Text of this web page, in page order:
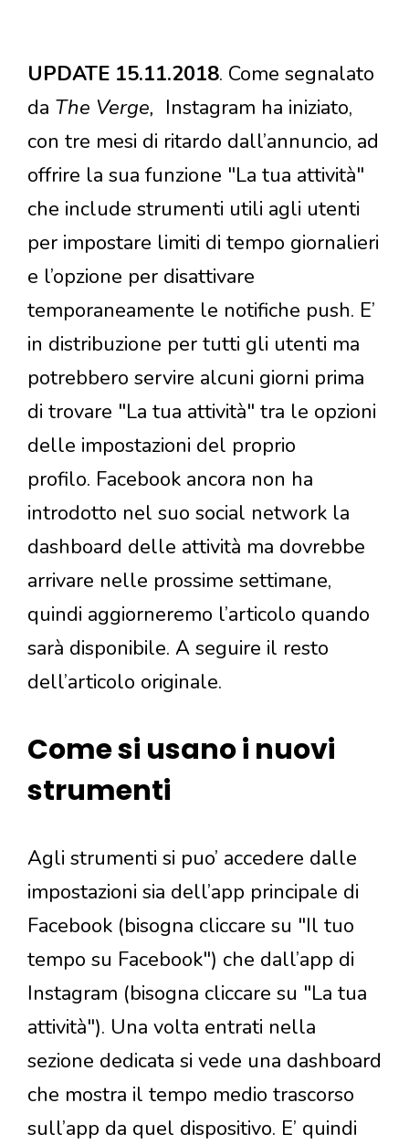
UPDATE 15.11.2018. Come segnalato
da The Verge, Instagram ha iniziato,
con tre mesi di ritardo dall’annuncio, ad
offrire la sua funzione "La tua attività"
che include strumenti utili agli utenti
per impostare limiti di tempo giornalieri
e l’opzione per disattivare
temporaneamente le notifiche push. E’
in distribuzione per tutti gli utenti ma
potrebbero servire alcuni giorni prima
di trovare "La tua attività" tra le opzioni
delle impostazioni del proprio
profilo. Facebook ancora non ha
introdotto nel suo social network la
dashboard delle attività ma dovrebbe
arrivare nelle prossime settimane,
quindi aggiorneremo l’articolo quando
sarà disponibile. A seguire il resto
dell’articolo originale.
Come si usano i nuovi
strumenti
Agli strumenti si puo’ accedere dalle
impostazioni sia dell’app principale di
Facebook (bisogna cliccare su "Il tuo
tempo su Facebook") che dall’app di
Instagram (bisogna cliccare su "La tua
attività"). Una volta entrati nella
sezione dedicata si vede una dashboard
che mostra il tempo medio trascorso
sull’app da quel dispositivo. E’ quindi